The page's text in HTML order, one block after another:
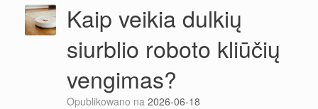
Kaip veikia dulkių
siurblio roboto kliūčių
vengimas?
Opublikowano na 2026-06-18